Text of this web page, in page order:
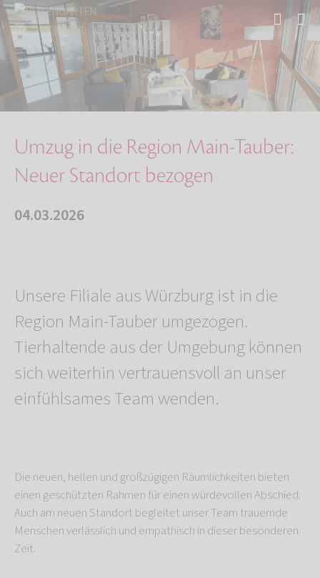
Start Über uns
Aktuelles
Umzug in die Region Main-Tauber: Neuer Stando…
Umzug in die Region Main-Tauber:
Neuer Standort bezogen
04.03.2026
Unsere Filiale aus Würzburg ist in die
Region Main-Tauber umgezogen.
Tierhaltende aus der Umgebung können
sich weiterhin vertrauensvoll an unser
einfühlsames Team wenden.
Die neuen, hellen und großzügigen Räumlichkeiten bieten
einen geschützten Rahmen für einen würdevollen Abschied.
Auch am neuen Standort begleitet unser Team trauernde
Menschen verlässlich und empathisch in dieser besonderen
Zeit.